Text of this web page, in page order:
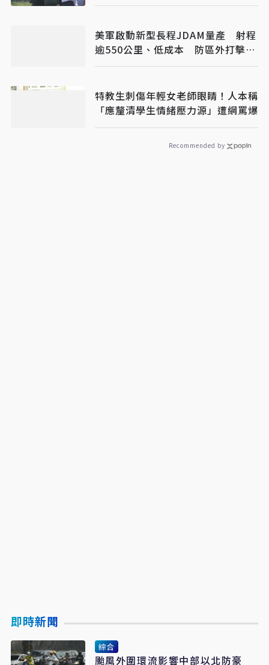
美軍啟動新型長程JDAM量產 射程
逾550公里、低成本 防區外打擊新
利器
特教生刺傷年輕女老師眼睛！人本稱
「應釐清學生情緒壓力源」遭網罵爆
Recommended by
即時新聞
綜合
颱風外圍環流影響中部以北防豪